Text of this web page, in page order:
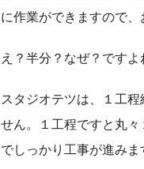
に作業ができますので
え？半分？なぜ？ですよ
スタジオテツは、１工
せん。１工程ですと丸
でしっかり工事が進みま